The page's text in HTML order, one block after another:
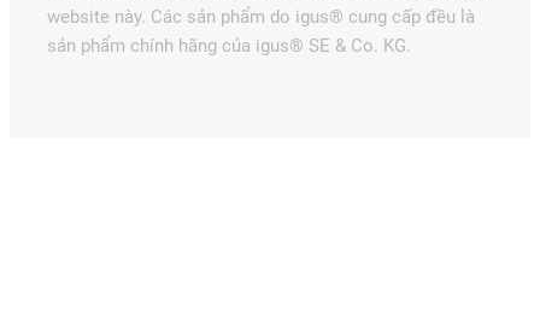
website này. Các sản phẩm do igus® cung cấp đều là
sản phẩm chính hãng của igus® SE & Co. KG.